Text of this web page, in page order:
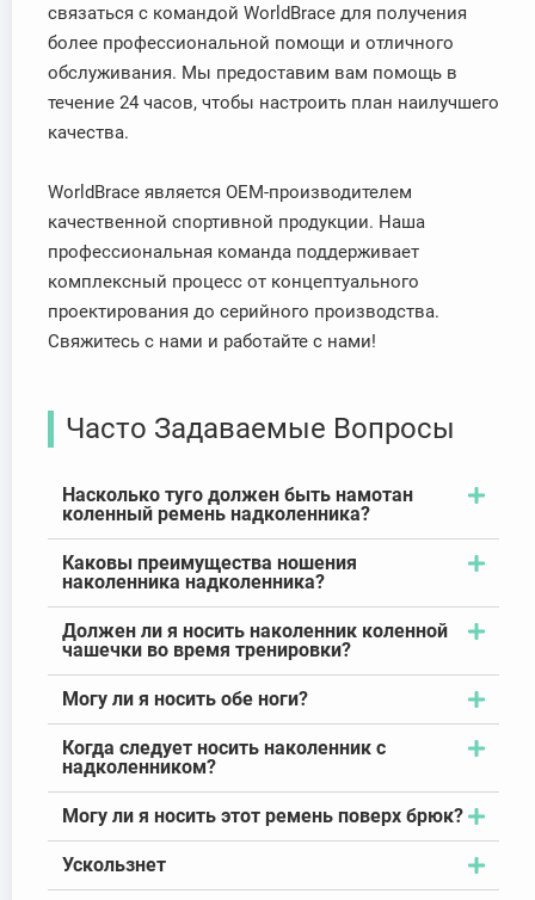
связаться с командой WorldBrace для получения
более профессиональной помощи и отличного
обслуживания. Мы предоставим вам помощь в
течение 24 часов, чтобы настроить план наилучшего
качества.
WorldBrace является OEM-производителем
качественной спортивной продукции. Наша
профессиональная команда поддерживает
комплексный процесс от концептуального
проектирования до серийного производства.
Свяжитесь с нами и работайте с нами!
Часто Задаваемые Вопросы
Насколько туго должен быть намотан
коленный ремень надколенника?
Каковы преимущества ношения
наколенника надколенника?
Должен ли я носить наколенник коленной
чашечки во время тренировки?
Могу ли я носить обе ноги?
Когда следует носить наколенник с
надколенником?
Могу ли я носить этот ремень поверх брюк?
Ускользнет